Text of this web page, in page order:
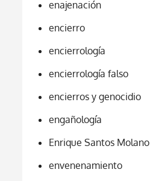
enajenación
encierro
encierrología
encierrología falso
encierros y genocidio
engañología
Enrique Santos Molano
envenenamiento